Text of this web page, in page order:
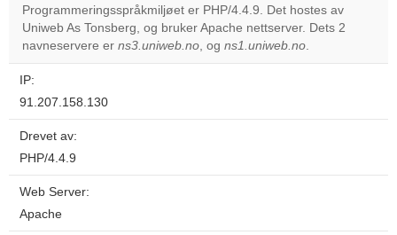
Do you
own this
Programmeringsspråkmiljøet er PHP/4.4.9. Det hostes av
Uniweb As Tonsberg, og bruker Apache nettserver. Dets 2
navneservere er ns3.uniweb.no, og ns1.uniweb.no.
IP:
91.207.158.130
Drevet av:
PHP/4.4.9
Web Server:
Apache